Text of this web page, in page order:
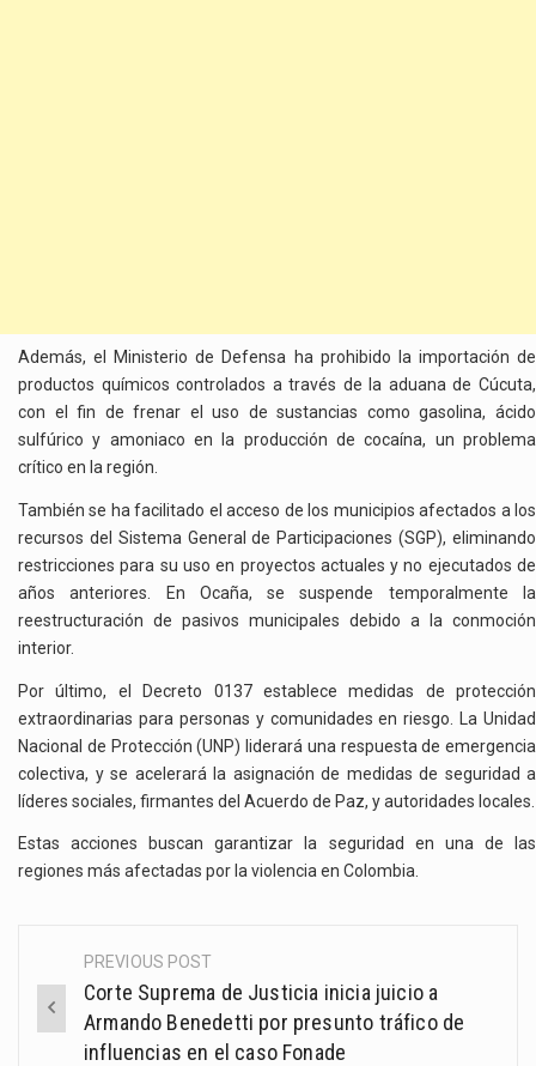
Además, el Ministerio de Defensa ha prohibido la importación de
productos químicos controlados a través de la aduana de Cúcuta,
con el fin de frenar el uso de sustancias como gasolina, ácido
sulfúrico y amoniaco en la producción de cocaína, un problema
crítico en la región.
También se ha facilitado el acceso de los municipios afectados a los
recursos del Sistema General de Participaciones (SGP), eliminando
restricciones para su uso en proyectos actuales y no ejecutados de
años anteriores. En Ocaña, se suspende temporalmente la
reestructuración de pasivos municipales debido a la conmoción
interior.
Por último, el Decreto 0137 establece medidas de protección
extraordinarias para personas y comunidades en riesgo. La Unidad
Nacional de Protección (UNP) liderará una respuesta de emergencia
colectiva, y se acelerará la asignación de medidas de seguridad a
líderes sociales, firmantes del Acuerdo de Paz, y autoridades locales.
Estas acciones buscan garantizar la seguridad en una de las
regiones más afectadas por la violencia en Colombia.
Post
navigation
PREVIOUS POST
Corte Suprema de Justicia inicia juicio a
Armando Benedetti por presunto tráfico de
influencias en el caso Fonade